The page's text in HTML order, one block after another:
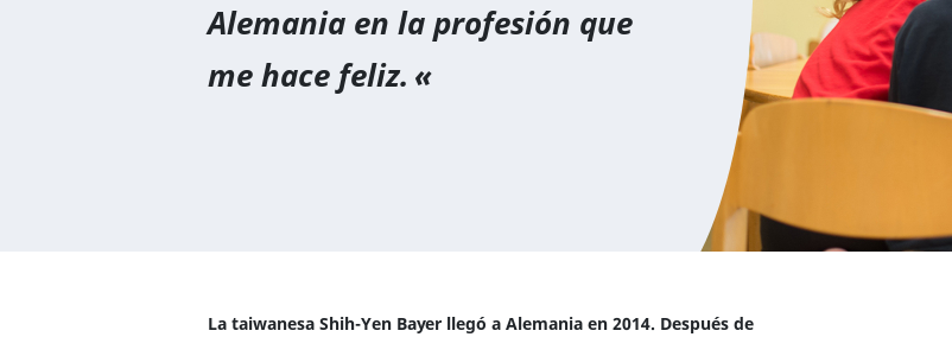
Alemania en la profesión que
me hace feliz.
La taiwanesa Shih-Yen Bayer llegó a Alemania en 2014. Después de